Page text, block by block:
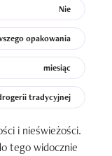
Nie
opakowania
miesiąc
tradycyjnej
i nieświeżości.
tego widocznie